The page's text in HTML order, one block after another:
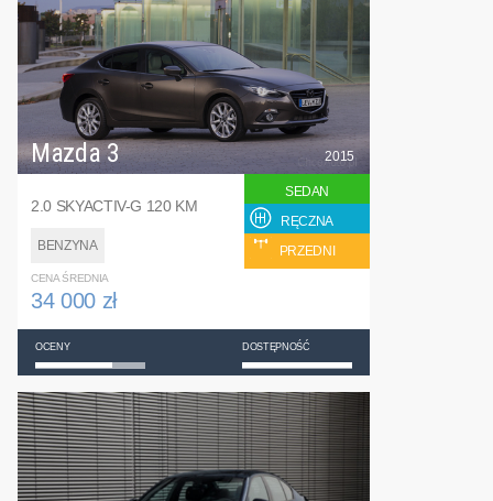
Mazda 3
2.0 SKYACTIV-G 120 KM
BENZYNA
2015
SEDAN
RĘCZNA
PRZEDNI
CENA ŚREDNIA
34 000 zł
OCENY DOSTĘPNOŚĆ